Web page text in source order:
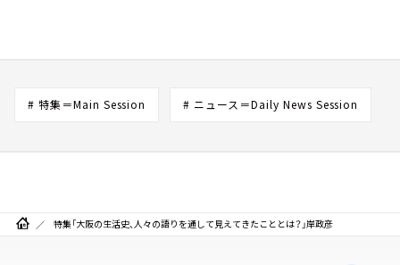
# 特集＝Main Session # ニュース＝Daily News Session
特集「大阪の生活史、人々の語りを通して見えてきたこととは？」岸政彦